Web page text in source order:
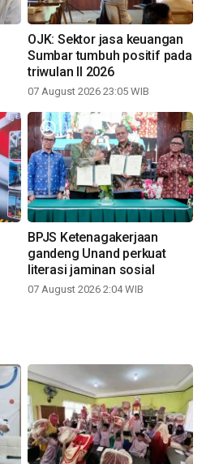
OJK: Sektor jasa keuangan
Sumbar tumbuh positif pada
triwulan II 2026
07 August 2026 23:05 WIB
BPJS Ketenagakerjaan
gandeng Unand perkuat
literasi jaminan sosial
07 August 2026 2:04 WIB